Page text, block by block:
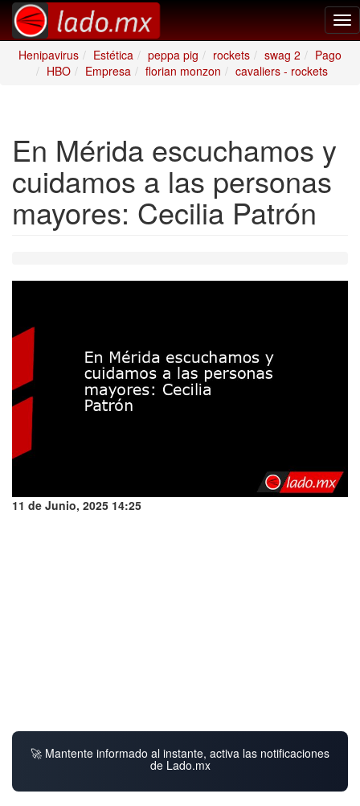
Henipavirus
Estética peppa pig rockets swag 2
Pago
HBO
Empresa florian monzon cavaliers - rockets
En Mérida escuchamos y
cuidamos a las personas
mayores: Cecilia Patrón
11 de Junio, 2025 14:25
🚀 Mantente informado al instante, activa las notificaciones
de Lado.mx